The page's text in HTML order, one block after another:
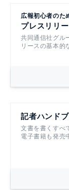
広報初心者のた
プレスリリ
共同通信社グル
リースの基本的
記者ハンド
文書を書くすべ
電子書籍も発売